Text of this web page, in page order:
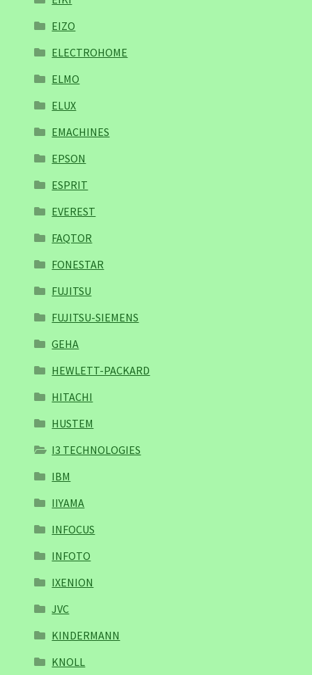
EIZO
ELECTROHOME
ELMO
ELUX
EMACHINES
EPSON
ESPRIT
EVEREST
FAQTOR
FONESTAR
FUJITSU
FUJITSU-SIEMENS
GEHA
HEWLETT-PACKARD
HITACHI
HUSTEM
I3 TECHNOLOGIES
IBM
IIYAMA
INFOCUS
INFOTO
IXENION
JVC
KINDERMANN
KNOLL